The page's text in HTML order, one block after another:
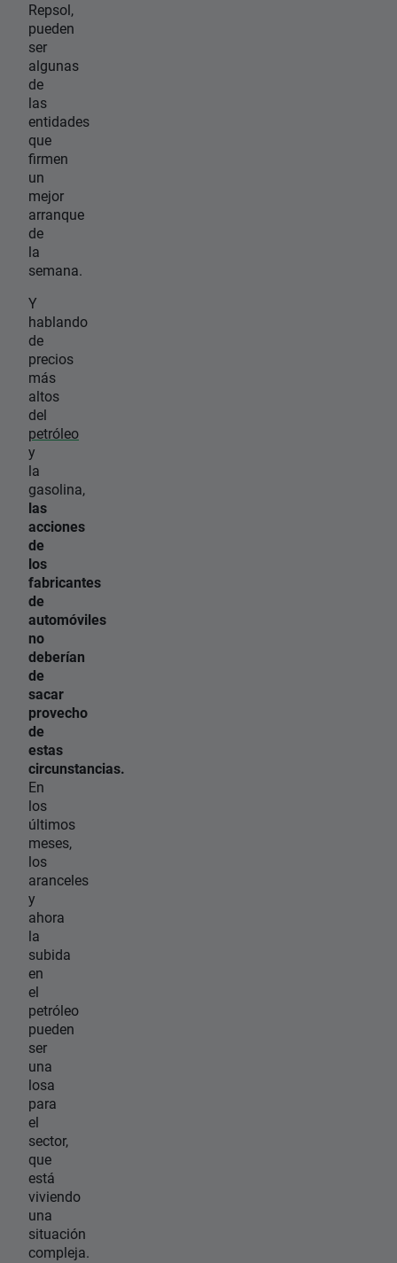
Repsol,
pueden
ser
algunas
de
las
entidades
que
firmen
un
mejor
arranque
de
la
semana.
Y
hablando
de
precios
más
altos
del
petróleo
y
la
gasolina,
las
acciones
de
los
fabricantes
de
automóviles
no
deberían
de
sacar
provecho
de
estas
circunstancias.
En
los
últimos
meses,
los
aranceles
y
ahora
la
subida
en
el
petróleo
pueden
ser
una
losa
para
el
sector,
que
está
viviendo
una
situación
compleja.